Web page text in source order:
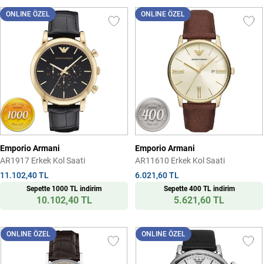
ONLINE ÖZEL
Emporio Armani
AR1917 Erkek Kol Saati
11.102,40 TL
Sepette 1000 TL indirim
10.102,40 TL
ONLINE ÖZEL
Emporio Armani
AR11610 Erkek Kol Saati
6.021,60 TL
Sepette 400 TL indirim
5.621,60 TL
ONLINE ÖZEL ONLINE ÖZEL